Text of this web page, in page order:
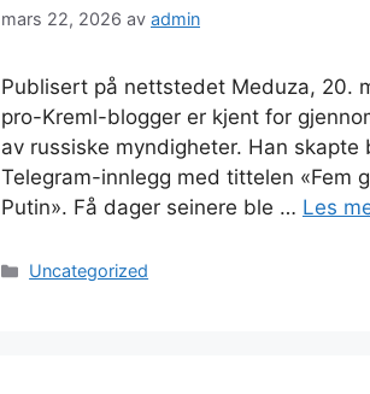
mars 22, 2026 av admin
Publisert på nettstedet Meduza, 20.
pro-Kreml-blogger er kjent for
av russiske myndigheter. Han
Telegram-innlegg med tittelen «Fem
Putin». Få dager seinere ble … Les
Kategorier
Uncategorized